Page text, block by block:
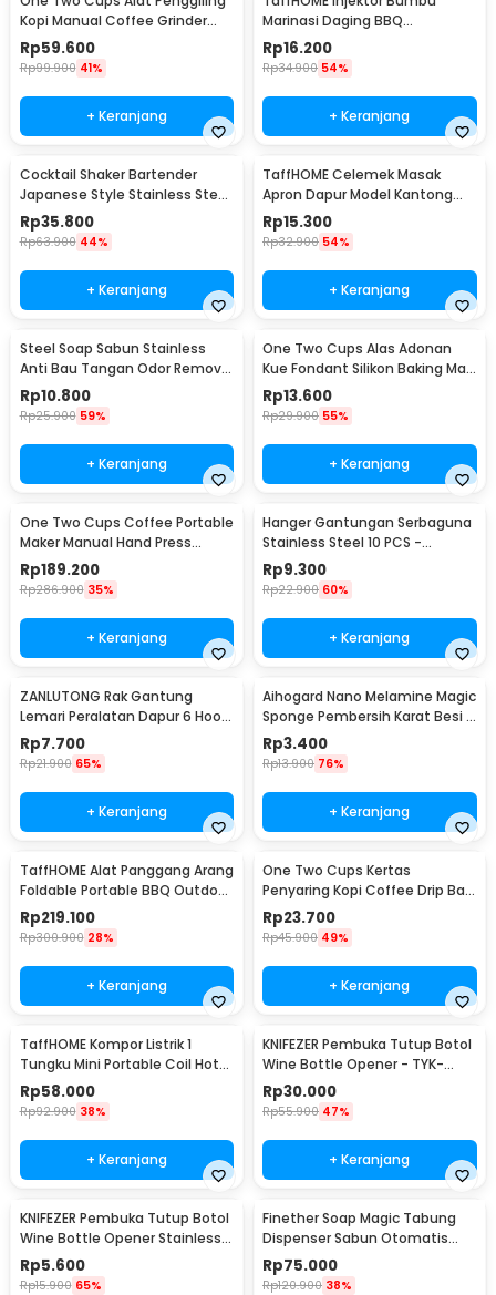
Kopi Manual Coffee Grinder
Portable - WFCG9800
Rp59.600
Rp99.900 41%
+ Keranjang
Marinasi Daging BBQ
Seasoning Injector - HC117
Rp16.200
Rp34.900 54%
+ Keranjang
Cocktail Shaker Bartender
Japanese Style Stainless Steel
200ml
Rp35.800
Rp63.900 44%
+ Keranjang
TaffHOME Celemek Masak
Apron Dapur Model Kantong
Pola Spatula - JJ41
Rp15.300
Rp32.900 54%
+ Keranjang
Steel Soap Sabun Stainless
Anti Bau Tangan Odor Remove
- HW071
Rp10.800
Rp25.900 59%
+ Keranjang
One Two Cups Alas Adonan
Kue Fondant Silikon Baking Mat
Anti Slip - JJ3873
Rp13.600
Rp29.900 55%
+ Keranjang
One Two Cups Coffee Portable
Maker Manual Hand Press
Espresso 300ml - T35066
Rp189.200
Rp286.900 35%
+ Keranjang
Hanger Gantungan Serbaguna
Stainless Steel 10 PCS -
M127105
Rp9.300
Rp22.900 60%
+ Keranjang
ZANLUTONG Rak Gantung
Lemari Peralatan Dapur 6 Hook
Besi - 2137
Rp7.700
Rp21.900 65%
+ Keranjang
Aihogard Nano Melamine Magic
Sponge Pembersih Karat Besi -
CW62
Rp3.400
Rp13.900 76%
+ Keranjang
TaffHOME Alat Panggang Arang
Foldable Portable BBQ Outdoor
Grill Stove - HWSK77
Rp219.100
Rp300.900 28%
+ Keranjang
One Two Cups Kertas
Penyaring Kopi Coffee Drip Bag
Paper Filter 50PCS - T111
Rp23.700
Rp45.900 49%
+ Keranjang
TaffHOME Kompor Listrik 1
Tungku Mini Portable Coil Hot
Plate 500W - C1-1000-03
Rp58.000
Rp92.900 38%
+ Keranjang
KNIFEZER Pembuka Tutup Botol
Wine Bottle Opener - TYK-
074B
Rp30.000
Rp55.900 47%
+ Keranjang
KNIFEZER Pembuka Tutup Botol
Wine Bottle Opener Stainless
Steel - WS01
Rp5.600
Rp15.900 65%
Finether Soap Magic Tabung
Dispenser Sabun Otomatis
400ml - AD-03
Rp75.000
Rp120.900 38%